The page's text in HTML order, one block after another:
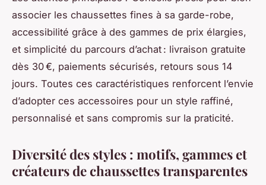
associer les chaussettes fines à sa garde-robe,
accessibilité grâce à des gammes de prix élargies,
et simplicité du parcours d’achat : livraison gratuite
dès 30 €, paiements sécurisés, retours sous 14
jours. Toutes ces caractéristiques renforcent l’envie
d’adopter ces accessoires pour un style raffiné,
personnalisé et sans compromis sur la praticité.
Diversité des styles : motifs, gammes et
créateurs de chaussettes transparentes